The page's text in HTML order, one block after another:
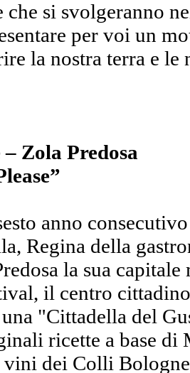
che si svolgeranno
per voi un
la nostra terra e le
Zola Predosa
anno
Regina della
la sua
il centro
"Cittadella del
ricette a base di
vini dei Colli